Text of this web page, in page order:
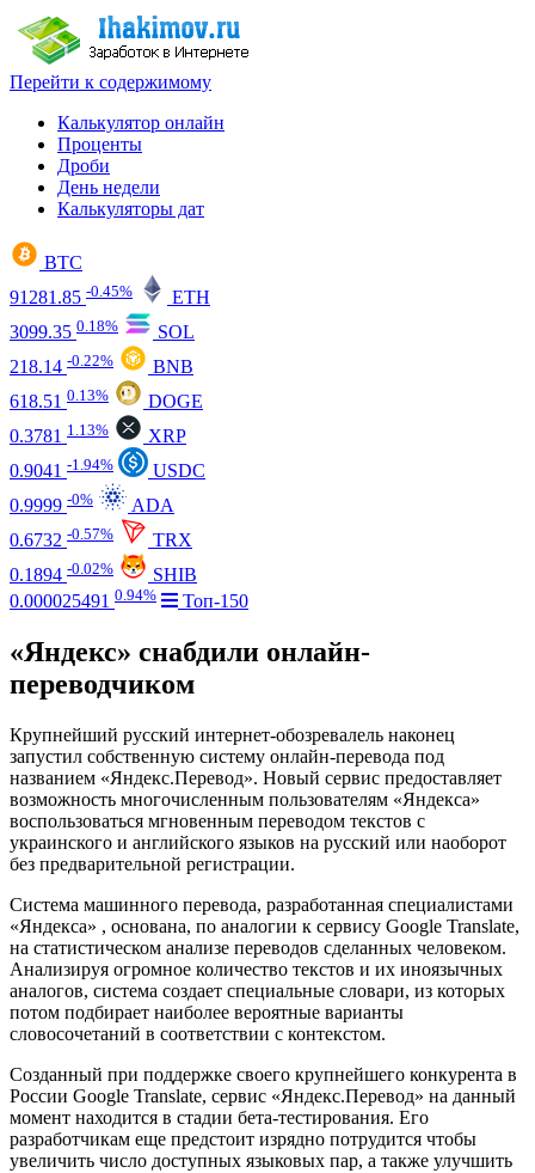
Перейти к содержимому
Калькулятор онлайн
Проценты
Дроби
День недели
Калькуляторы дат
BTC
91281.85 -0.45%
ETH
3099.35 0.18%
SOL
218.14 -0.22%
BNB
618.51 0.13%
DOGE
0.3781 1.13%
XRP
0.9041 -1.94%
USDC
0.9999 -0%
ADA
0.6732 -0.57%
TRX
0.1894 -0.02%
SHIB
0.000025491 0.94% Топ-150
«Яндекс» снабдили онлайн-
переводчиком
Крупнейший русский интернет-обозревалель наконец
запустил собственную систему онлайн-перевода под
названием «Яндекс.Перевод». Новый сервис предоставляет
возможность многочисленным пользователям «Яндекса»
воспользоваться мгновенным переводом текстов с
украинского и английского языков на русский или наоборот
без предварительной регистрации.
Система машинного перевода, разработанная специалистами
«Яндекса» , основана, по аналогии к сервису Google Translate,
на статистическом анализе переводов сделанных человеком.
Анализируя огромное количество текстов и их иноязычных
аналогов, система создает специальные словари, из которых
потом подбирает наиболее вероятные варианты
словосочетаний в соответствии с контекстом.
Созданный при поддержке своего крупнейшего конкурента в
России Google Translate, сервис «Яндекс.Перевод» на данный
момент находится в стадии бета-тестирования. Его
разработчикам еще предстоит изрядно потрудится чтобы
увеличить число доступных языковых пар, а также улучшить